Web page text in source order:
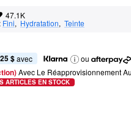
47.1K
Fini, Hydratation, Teinte
$ avec
ou
Avec Le Réapprovisionnement
ARTICLES EN STOCK